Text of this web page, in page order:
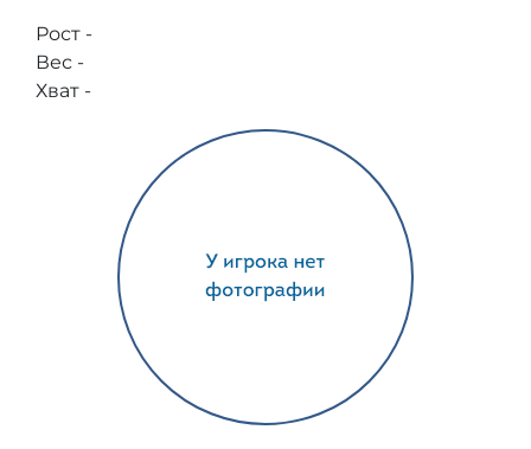
Рост -
Вес -
Хват -